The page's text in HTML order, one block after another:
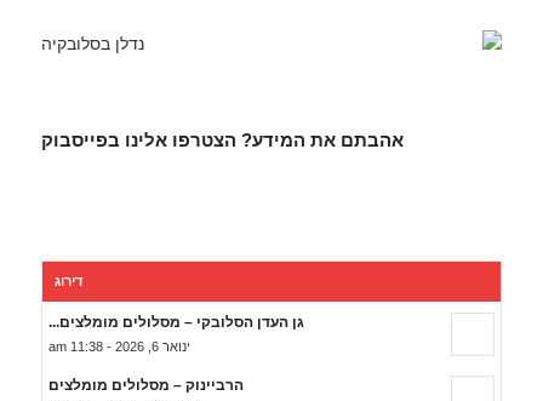
אהבתם את המידע? הצטרפו אלינו בפייסבוק
דירוג
גן העדן הסלובקי – מסלולים מומלצים...
ינואר 6, 2026 - 11:38 am
הרביינוק – מסלולים מומלצים